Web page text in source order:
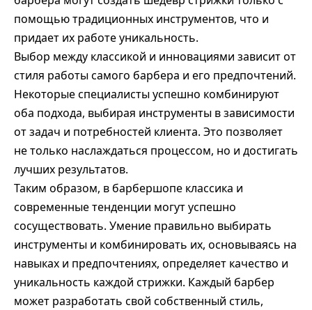
помощью традиционных инструментов, что и
придает их работе уникальность.
Выбор между классикой и инновациями зависит от
стиля работы самого барбера и его предпочтений.
Некоторые специалисты успешно комбинируют
оба подхода, выбирая инструменты в зависимости
от задач и потребностей клиента. Это позволяет
не только наслаждаться процессом, но и достигать
лучших результатов.
Таким образом, в барбершопе классика и
современные тенденции могут успешно
сосуществовать. Умение правильно выбирать
инструменты и комбинировать их, основываясь на
навыках и предпочтениях, определяет качество и
уникальность каждой стрижки. Каждый барбер
может разработать свой собственный стиль,